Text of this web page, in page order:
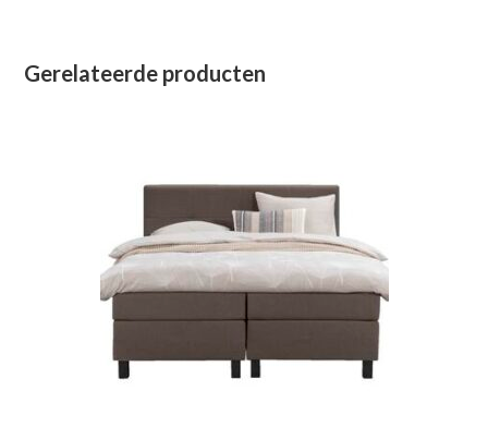
Gerelateerde producten